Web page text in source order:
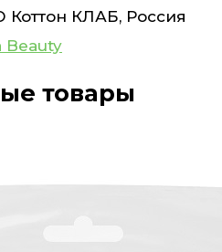
КЛАБ, Россия
Beauty
товары